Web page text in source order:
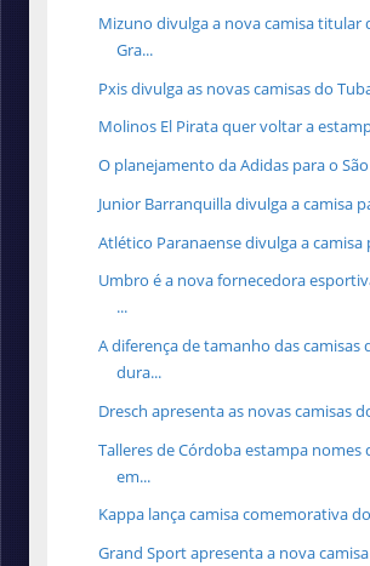
Mizuno divulga a nova camisa titular
Gra...
Pxis divulga as novas camisas do
Molinos El Pirata quer voltar a
O planejamento da Adidas para o
Junior Barranquilla divulga a camisa
Atlético Paranaense divulga a camisa
Umbro é a nova fornecedora
...
A diferença de tamanho das camisas
dura...
Dresch apresenta as novas camisas
Talleres de Córdoba estampa nomes
em...
Kappa lança camisa comemorativa
Grand Sport apresenta a nova